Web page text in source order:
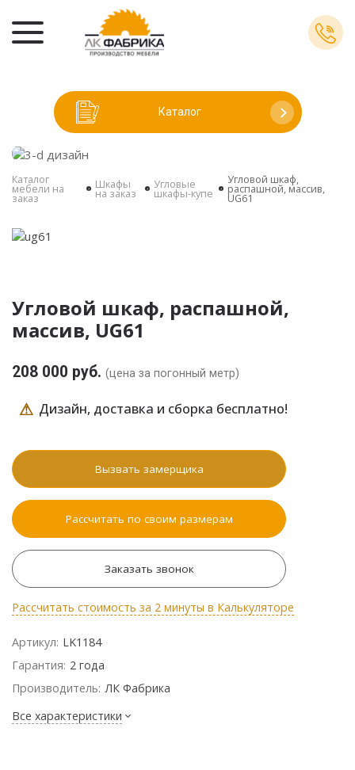
Каталог
Каталог
мебели на
заказ
Шкафы
на заказ
Угловые
шкафы-купе
Угловой шкаф,
распашной, массив,
UG61
Угловой шкаф, распашной,
массив, UG61
208 000 руб. (цена за погонный метр)
⚠ Дизайн, доставка и сборка бесплатно!
Вызвать замерщика
Рассчитать по своим размерам
Заказать звонок
Рассчитать стоимость за 2 минуты в Калькуляторе
Артикул: LK1184
Гарантия: 2 года
Производитель: ЛК Фабрика
Все характеристики